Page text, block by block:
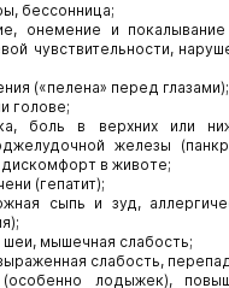
бессонница;
онемение и
чувствительности,
(«пелена» перед глазами);
голове;
боль в верхних или
железы
в животе;
(гепатит);
сыпь и зуд,
шеи, мышечная слабость;
слабость,
лодыжек),